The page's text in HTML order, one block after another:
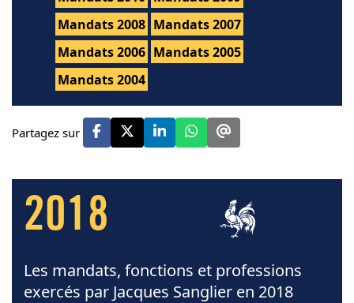
Mandats 2008 Mandats 2007
Mandats 2006 Mandats 2005
Mandats 2004
Partagez sur
2018
Les mandats, fonctions et professions
exercés par Jacques Sanglier en 2018